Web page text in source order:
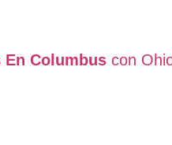
En Columbus con